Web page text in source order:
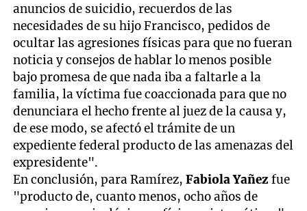
anuncios de suicidio, recuerdos de las
necesidades de su hijo Francisco, pedidos de
ocultar las agresiones físicas para que no fueran
noticia y consejos de hablar lo menos posible
bajo promesa de que nada iba a faltarle a la
familia, la víctima fue coaccionada para que no
denunciara el hecho frente al juez de la causa y,
de ese modo, se afectó el trámite de un
expediente federal producto de las amenazas del
expresidente".
En conclusión, para Ramírez,Fabiola Yañez fue
"producto de, cuanto menos, ocho años de